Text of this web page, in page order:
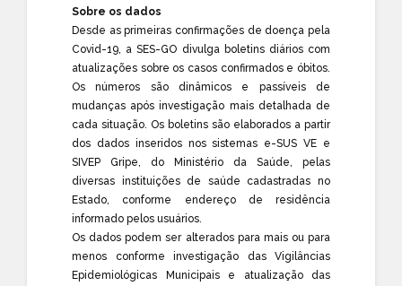
Sobre os dados
Desde as primeiras confirmações de doença pela
Covid-19, a SES-GO divulga boletins diários com
atualizações sobre os casos confirmados e óbitos.
Os números são dinâmicos e passíveis de
mudanças após investigação mais detalhada de
cada situação. Os boletins são elaborados a partir
dos dados inseridos nos sistemas e-SUS VE e
SIVEP Gripe, do Ministério da Saúde, pelas
diversas instituições de saúde cadastradas no
Estado, conforme endereço de residência
informado pelos usuários.
Os dados podem ser alterados para mais ou para
menos conforme investigação das Vigilâncias
Epidemiológicas Municipais e atualização das